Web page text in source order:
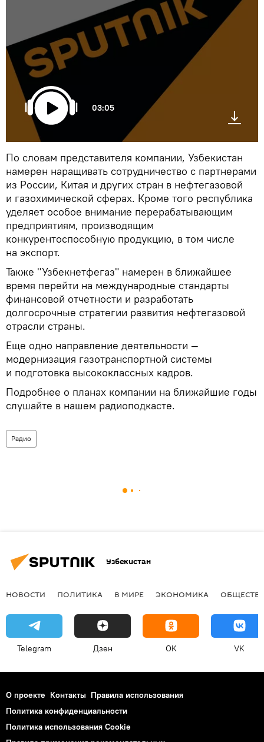
03:05
По словам представителя компании, Узбекистан
намерен наращивать сотрудничество с партнерами
из России, Китая и других стран в нефтегазовой
и газохимической сферах. Кроме того республика
уделяет особое внимание перерабатывающим
предприятиям, производящим
конкурентоспособную продукцию, в том числе
на экспорт.
Также "Узбекнетфегаз" намерен в ближайшее
время перейти на международные стандарты
финансовой отчетности и разработать
долгосрочные стратегии развития нефтегазовой
отрасли страны.
Еще одно направление деятельности —
модернизация газотранспортной системы
и подготовка высококлассных кадров.
Подробнее о планах компании на ближайшие годы
слушайте в нашем радиоподкасте.
Радио
Узбекистан
НОВОСТИ ПОЛИТИКА В МИРЕ ЭКОНОМИКА
Telegram Дзен OK VK
О проекте Контакты Правила использования
Политика конфиденциальности
Политика использования Cookie